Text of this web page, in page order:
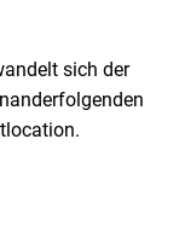
sich der